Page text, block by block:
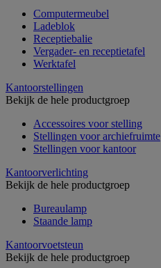
Computermeubel
Ladeblok
Receptiebalie
Vergader- en receptietafel
Werktafel
Kantoorstellingen
Bekijk de hele productgroep
Accessoires voor stelling
Stellingen voor archiefruimte
Stellingen voor kantoor
Kantoorverlichting
Bekijk de hele productgroep
Bureaulamp
Staande lamp
Kantoorvoetsteun
Bekijk de hele productgroep